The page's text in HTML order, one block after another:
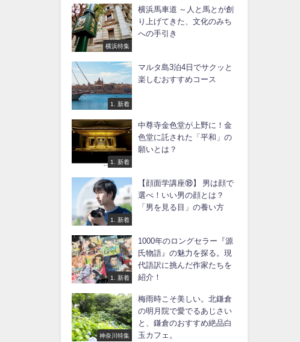
横浜特集
横浜馬車道 ～人と馬とが創
り上げてきた、文化のみち
への手引き
1. 新着
マルタ島3泊4日でサクッと
楽しむおすすめコース
1. 新着
中尊寺金色堂が上野に！金
色堂に託された「平和」の
願いとは？
1. 新着
【顔面学講座⑱】 男は顔で
選べ！いい男の顔とは？
「男を見る目」の養い方
1. 新着
1000年のロングセラー『源
氏物語』の魅力を探る。現
代語訳に挑んだ作家たちを
紹介！
神奈川特集
梅雨時こそ美しい。北鎌倉
の明月院で愛でるあじさい
と、鎌倉のおすすめ絶品白
玉カフェ。